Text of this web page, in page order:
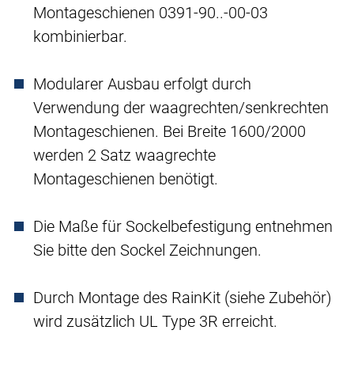
Montageschienen 0391-90..-00-03
kombinierbar.
Modularer Ausbau erfolgt durch
Verwendung der waagrechten/senkrechten
Montageschienen. Bei Breite 1600/2000
werden 2 Satz waagrechte
Montageschienen benötigt.
Die Maße für Sockelbefestigung entnehmen
Sie bitte den Sockel Zeichnungen.
Durch Montage des RainKit (siehe Zubehör)
wird zusätzlich UL Type 3R erreicht.